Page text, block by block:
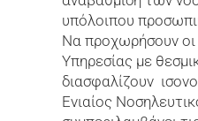
υπόλοιπου
Να προχωρήσουν οι
Υπηρεσίας με
διασφαλίζουν
Ενιαίος